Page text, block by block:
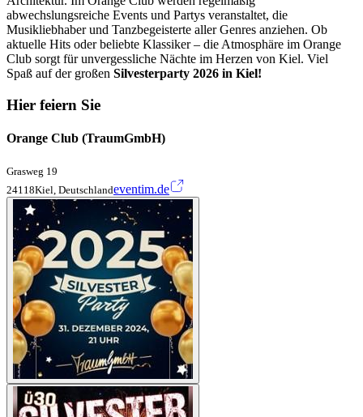
abwechslungsreiche Events und Partys veranstaltet, die
Musikliebhaber und Tanzbegeisterte aller Genres anziehen. Ob
aktuelle Hits oder beliebte Klassiker – die Atmosphäre im Orange
Club sorgt für unvergessliche Nächte im Herzen von Kiel. Viel
Spaß auf der großen Silvesterparty 2026 in Kiel!
Hier feiern Sie
Orange Club (TraumGmbH)
Grasweg 19
24118Kiel, Deutschlandeventim.de